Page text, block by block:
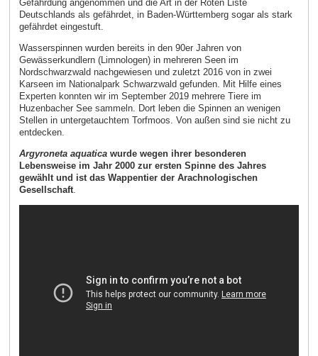
Gefährdung angenommen und die Art in der Roten Liste
Deutschlands als gefährdet, in Baden-Württemberg sogar als stark
gefährdet eingestuft.
Wasserspinnen wurden bereits in den 90er Jahren von
Gewässerkundlern (Limnologen) in mehreren Seen im
Nordschwarzwald nachgewiesen und zuletzt 2016 von in zwei
Karseen im Nationalpark Schwarzwald gefunden. Mit Hilfe eines
Experten konnten wir im September 2019 mehrere Tiere im
Huzenbacher See sammeln. Dort leben die Spinnen an wenigen
Stellen in untergetauchtem Torfmoos. Von außen sind sie nicht zu
entdecken.
Argyroneta aquaticawurde wegen ihrer besonderen
Lebensweise im Jahr 2000 zur ersten Spinne des Jahres
gewählt und ist das Wappentier der Arachnologischen
Gesellschaft.